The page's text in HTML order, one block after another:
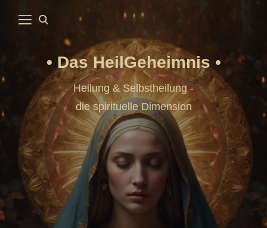
Das HeilGeheimnis
Heilung & Selbstheilung -
die spirituelle Dimension